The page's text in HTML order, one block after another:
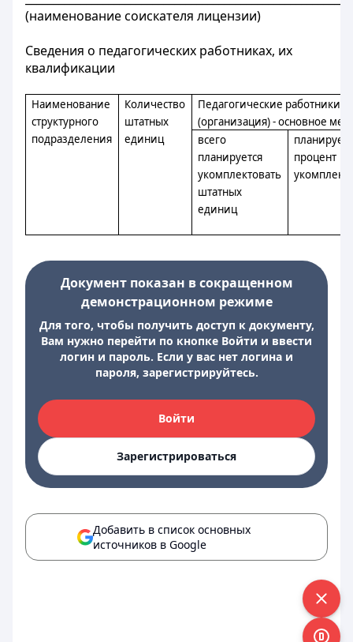
(наименование соискателя лицензии)
Сведения о педагогических работниках, их
квалификации
Наименование
структурного
подразделения
Количество
штатных
единиц
Педагогические работники,
(организация) - основное
всего
планируется
укомплектовать
штатных
единиц
процент
Документ показан в сокращенном
демонстрационном режиме
Для того, чтобы получить доступ к документу,
Вам нужно перейти по кнопке Войти и ввести
логин и пароль. Если у вас нет логина и
пароля, зарегистрируйтесь.
Войти
Зарегистрироваться
Добавить в список основных
источников в Google